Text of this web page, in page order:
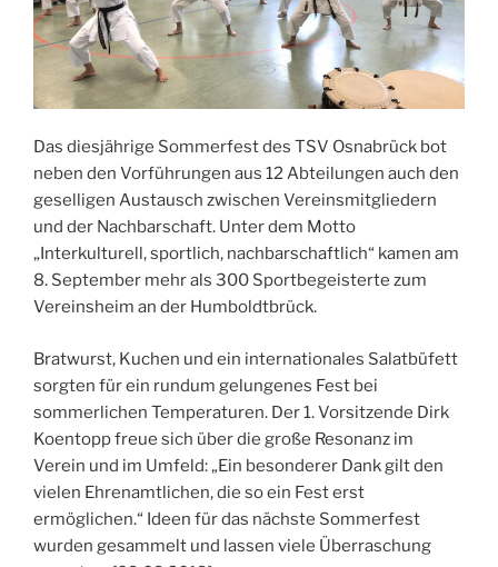
Das diesjährige Sommerfest des TSV Osnabrück bot
neben den Vorführungen aus 12 Abteilungen auch den
geselligen Austausch zwischen Vereinsmitgliedern
und der Nachbarschaft. Unter dem Motto
„Interkulturell, sportlich, nachbarschaftlich“ kamen am
8. September mehr als 300 Sportbegeisterte zum
Vereinsheim an der Humboldtbrück.
Bratwurst, Kuchen und ein internationales Salatbüfett
sorgten für ein rundum gelungenes Fest bei
sommerlichen Temperaturen. Der 1. Vorsitzende Dirk
Koentopp freue sich über die große Resonanz im
Verein und im Umfeld: „Ein besonderer Dank gilt den
vielen Ehrenamtlichen, die so ein Fest erst
ermöglichen.“ Ideen für das nächste Sommerfest
wurden gesammelt und lassen viele Überraschung